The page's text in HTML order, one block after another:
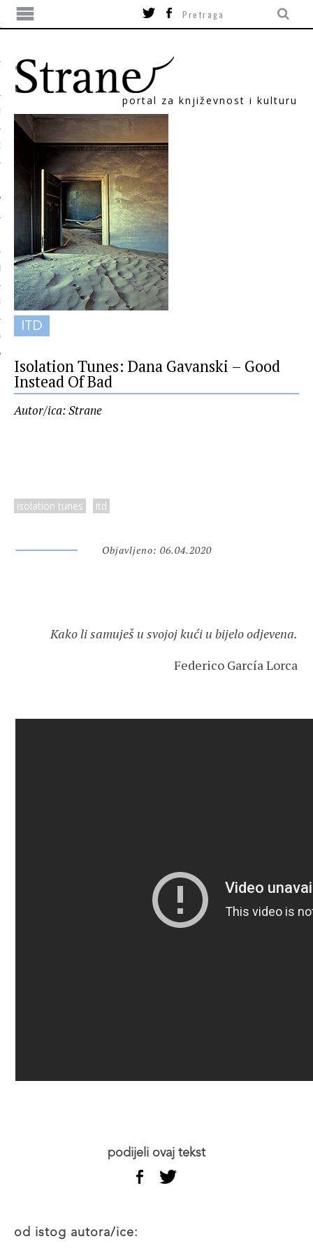
portal za književnost i kulturu
ITD
Isolation Tunes: Dana Gavanski – Good
Instead Of Bad
Autor/ica: Strane
isolation tunes itd
Objavljeno: 06.04.2020
Kako li samuješ u svojoj kući u bijelo odjevena.
Federico García Lorca
podijeli ovaj tekst
od istog autora/ice: